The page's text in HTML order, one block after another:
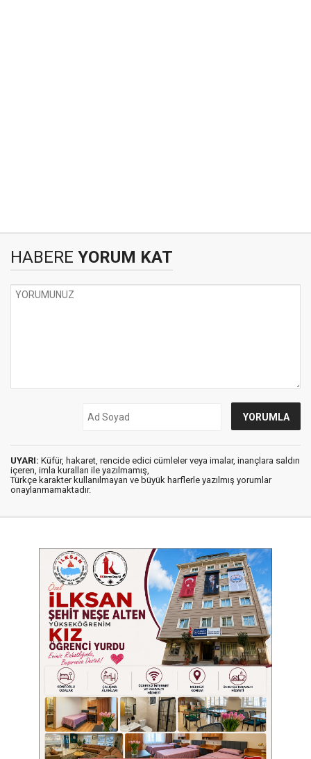
HABERE YORUM KAT
UYARI: Küfür, hakaret, rencide edici cümleler veya imalar, inançlara saldırı
içeren, imla kuralları ile yazılmamış,
Türkçe karakter kullanılmayan ve büyük harflerle yazılmış yorumlar
onaylanmamaktadır.